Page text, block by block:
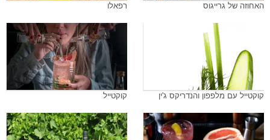
האחוזה של גרייגוס רפאלו
קוקטייל עם מלפפון והנדריקס ג'ין קוקטייל